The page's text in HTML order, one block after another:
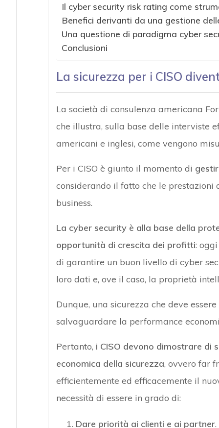
Il cyber security risk rating come
Benefici derivanti da una gestione
Una questione di paradigma cyber
Conclusioni
La sicurezza per i CISO
La società di consulenza americana
che illustra, sulla base delle interviste
americani e inglesi, come vengono
Per i CISO è giunto il momento di
considerando il fatto che le prestazioni
business.
La cyber security è alla base della
opportunità di crescita dei profitti:
di garantire un buon livello di cyber
loro dati e, ove il caso, la proprietà
Dunque, una sicurezza che deve
salvaguardare la performance
Pertanto, i CISO devono dimostrare di
economica della sicurezza, ovvero far
efficientemente ed efficacemente il
necessità di essere in grado di:
Dare priorità ai clienti e ai partner